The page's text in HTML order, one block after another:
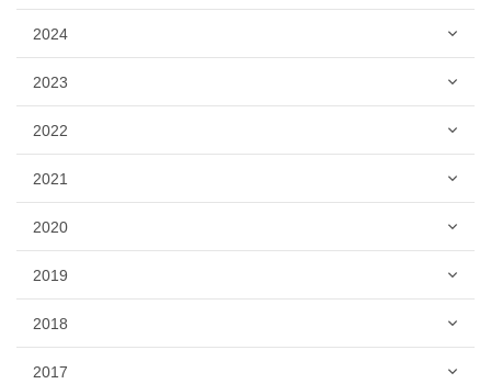
2024
2023
2022
2021
2020
2019
2018
2017